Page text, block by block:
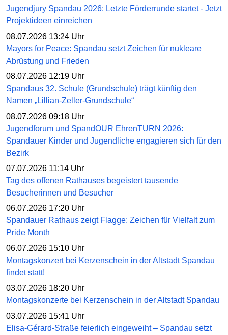
Jugendjury Spandau 2026: Letzte Förderrunde startet - Jetzt
Projektideen einreichen
08.07.2026 13:24 Uhr
Mayors for Peace: Spandau setzt Zeichen für nukleare
Abrüstung und Frieden
08.07.2026 12:19 Uhr
Spandaus 32. Schule (Grundschule) trägt künftig den
Namen „Lillian-Zeller-Grundschule“
08.07.2026 09:18 Uhr
Jugendforum und SpandOUR EhrenTURN 2026:
Spandauer Kinder und Jugendliche engagieren sich für den
Bezirk
07.07.2026 11:14 Uhr
Tag des offenen Rathauses begeistert tausende
Besucherinnen und Besucher
06.07.2026 17:20 Uhr
Spandauer Rathaus zeigt Flagge: Zeichen für Vielfalt zum
Pride Month
06.07.2026 15:10 Uhr
Montagskonzert bei Kerzenschein in der Altstadt Spandau
findet statt!
03.07.2026 18:20 Uhr
Montagskonzerte bei Kerzenschein in der Altstadt Spandau
03.07.2026 15:41 Uhr
Elisa-Gérard-Straße feierlich eingeweiht – Spandau setzt